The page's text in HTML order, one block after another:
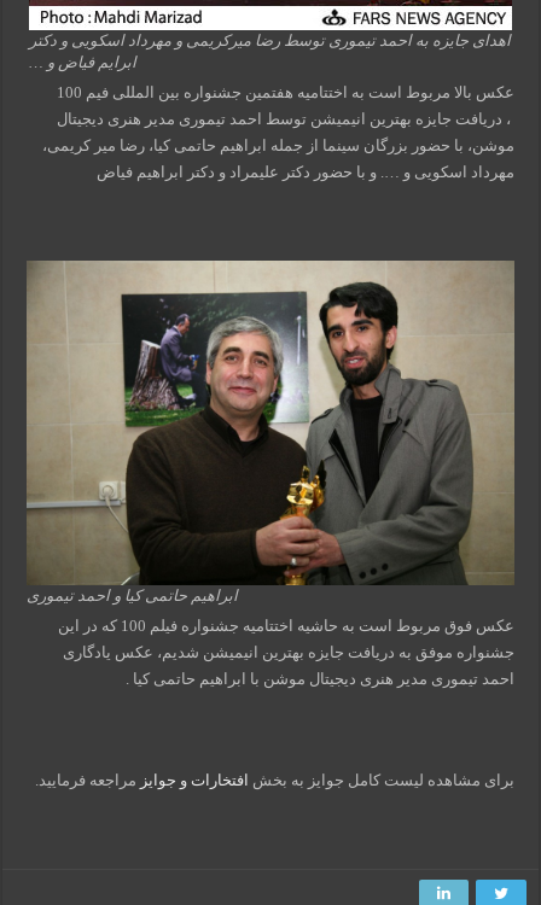
اهدای جایزه به احمد تیموری توسط رضا میرکریمی و مهرداد اسکویی و دکتر
ابرایم فیاض و …
عکس بالا مربوط است به اختتامیه هفتمین جشنواره بین المللی فیم 100
، دریافت جایزه بهترین انیمیشن توسط احمد تیموری مدیر هنری دیجیتال
موشن، با حضور بزرگان سینما از جمله ابراهیم حاتمی کیا، رضا میر کریمی،
مهرداد اسکویی و …. و با حضور دکتر علیمراد و دکتر ابراهیم فیاض
ابراهیم حاتمی کیا و احمد تیموری
عکس فوق مربوط است به حاشیه اختتامیه جشنواره فیلم 100 که در این
جشنواره موفق به دریافت جایزه بهترین انیمیشن شدیم، عکس یادگاری
احمد تیموری مدیر هنری دیجیتال موشن با ابراهیم حاتمی کیا .
برای مشاهده لیست کامل جوایز به بخش افتخارات و جوایز مراجعه فرمایید.